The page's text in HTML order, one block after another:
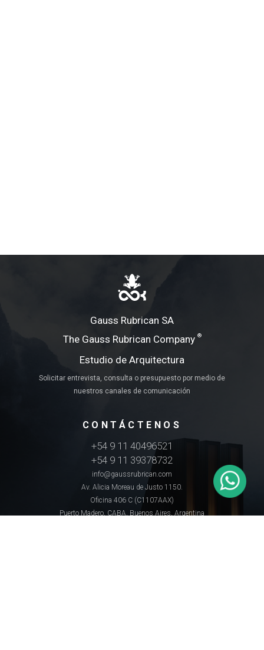
Gauss Rubrican SA
The Gauss Rubrican Company ®
Estudio de Arquitectura
Solicitar entrevista, consulta o presupuesto por medio de
nuestros canales de comunicación
CONTÁCTENOS
+54 9 11 40496521
+54 9 11 39378732
info@gaussrubrican.com
Av. Alicia Moreau de Justo 1150.
Oficina 406 C (C1107AAX)
Puerto Madero, CABA, Buenos Aires, Argentina